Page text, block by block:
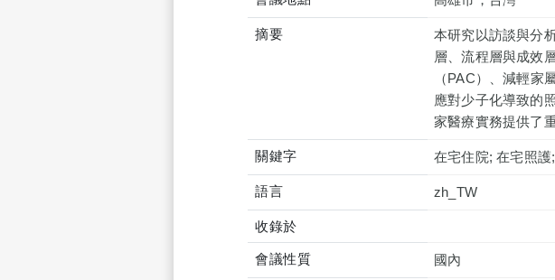
摘要
本研究以訪談與分
層、流程層與成效
（PAC）、減輕
應對少子化導致的
家醫療實務提供了
關鍵字 在宅住院; 在宅照
語言 zh_TW
收錄於
會議性質 國內